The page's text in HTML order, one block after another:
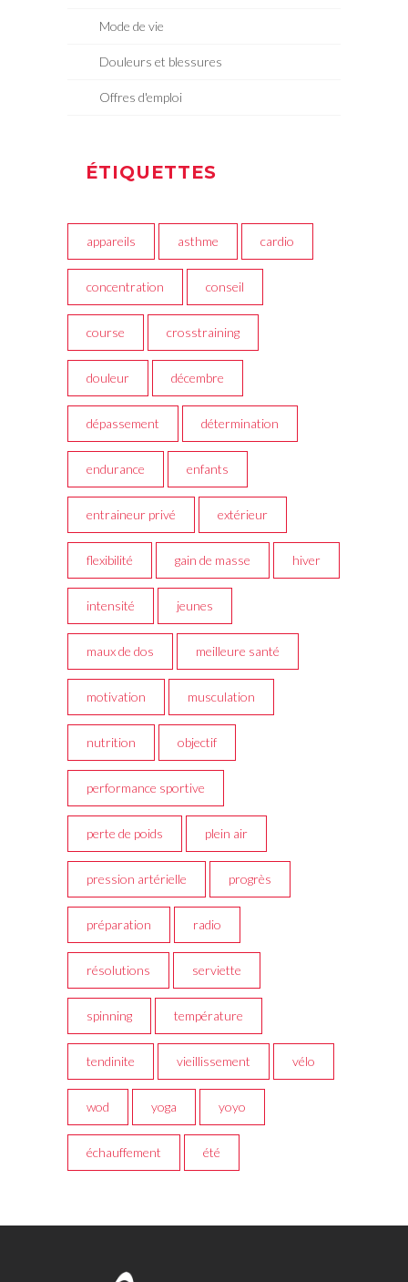
Mode de vie
Douleurs et blessures
Offres d'emploi
ÉTIQUETTES
appareils asthme cardio
concentration conseil
course crosstraining
douleur décembre
dépassement détermination
endurance enfants
entraineur privé extérieur
flexibilité gain de masse hiver
intensité jeunes
maux de dos meilleure santé
motivation musculation
nutrition objectif
performance sportive
perte de poids plein air
pression artérielle progrès
préparation radio
résolutions serviette
spinning température
tendinite vieillissement vélo
wod yoga yoyo
échauffement été